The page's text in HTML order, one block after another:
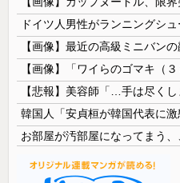
【画像】最近の高級ミニバン
【画像】「ワイらのゴマキ（３
【悲報】美容師「…手は尽く
お部屋が汚部屋になってまう、